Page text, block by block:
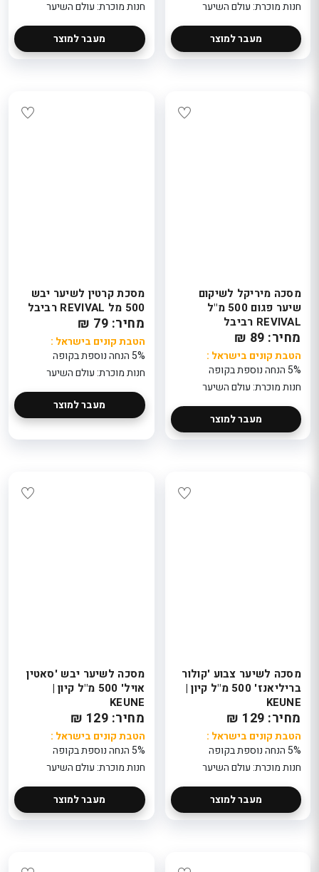
חנות מוכרת: עולם השיער
מעבר למוצר
חנות מוכרת: עולם השיער
מעבר למוצר
מסכה מיריקל לשיקום
שיער פגום 500 מ"ל
REVIVAL רביבל
מחיר: 89 ₪
הטבת קונים בישראל :
5% הנחה נוספת בקופה
חנות מוכרת: עולם השיער
מעבר למוצר
מסכת קרטין לשיער יבש
500 מל REVIVAL רביבל
מחיר: 79 ₪
הטבת קונים בישראל :
5% הנחה נוספת בקופה
חנות מוכרת: עולם השיער
מעבר למוצר
מסכה לשיער צבוע 'קולור
בריליאנז' 500 מ"ל קיון |
KEUNE
מחיר: 129 ₪
הטבת קונים בישראל :
5% הנחה נוספת בקופה
חנות מוכרת: עולם השיער
מעבר למוצר
מסכה לשיער יבש 'סאטין
אויל' 500 מ"ל קיון |
KEUNE
מחיר: 129 ₪
הטבת קונים בישראל :
5% הנחה נוספת בקופה
חנות מוכרת: עולם השיער
מעבר למוצר